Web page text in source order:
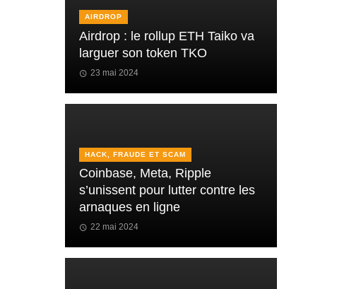
AIRDROP
Airdrop : le rollup ETH Taiko va
larguer son token TKO
23 mai 2024
HACK, FRAUDE ET SCAM
Coinbase, Meta, Ripple
s’unissent pour lutter contre les
arnaques en ligne
22 mai 2024